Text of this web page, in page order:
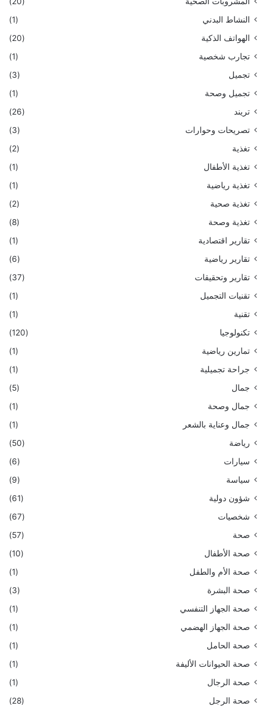
النشاط البدني
(1)
الهواتف الذكية
(20)
تجارب شخصية
(1)
تجميل
(3)
تجميل وصحة
(1)
تريند
(26)
تصريحات وحوارات
(3)
تغذية
(2)
تغذية الأطفال
(1)
تغذية رياضية
(1)
تغذية صحية
(2)
تغذية وصحة
(8)
تقارير اقتصادية
(1)
تقارير رياضية
(6)
تقارير وتحقيقات
(37)
تقنيات التجميل
(1)
تقنية
(1)
تكنولوجيا
(120)
تمارين رياضية
(1)
جراحة تجميلية
(1)
جمال
(5)
جمال وصحة
(1)
جمال وعناية بالشعر
(1)
رياضة
(50)
سيارات
(6)
سياسة
(9)
شؤون دولية
(61)
شخصيات
(67)
صحة
(57)
صحة الأطفال
(10)
صحة الأم والطفل
(1)
صحة البشرة
(3)
صحة الجهاز التنفسي
(1)
صحة الجهاز الهضمي
(1)
صحة الحامل
(1)
صحة الحيوانات الأليفة
(1)
صحة الرجال
(1)
صحة الرجل
(28)